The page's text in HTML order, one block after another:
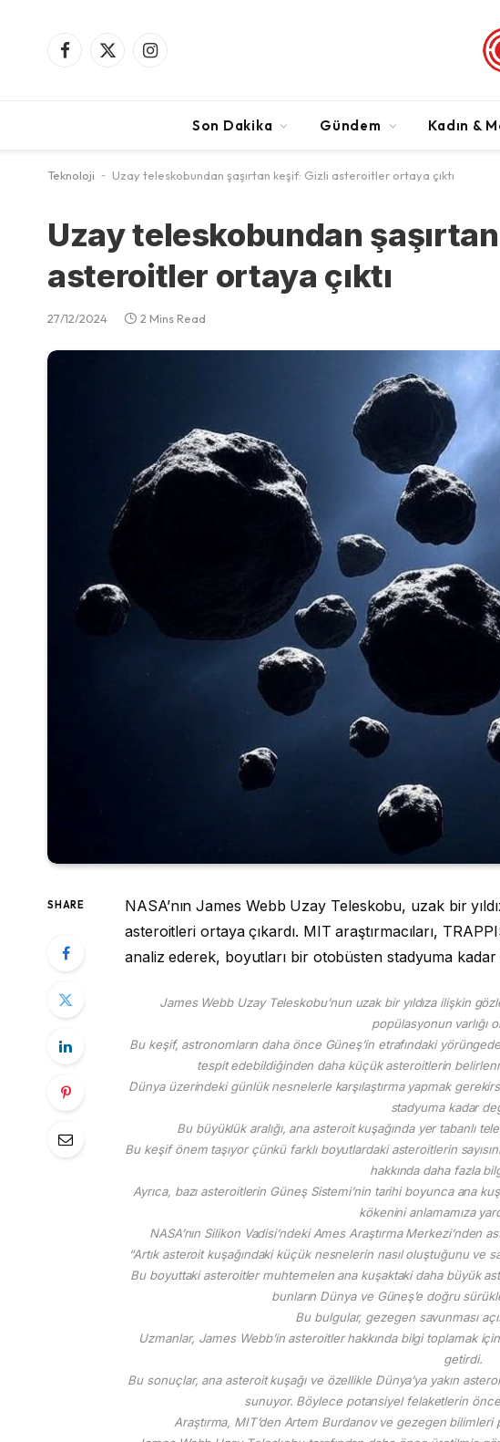
Facebook
X
Instagram
Son Dakika Gündem Kadın &
Teknoloji - Uzay teleskobundan şaşırtan keşif: Gizli asteroitler ortaya çıktı
Uzay teleskobundan
asteroitler ortaya çıktı
27/12/2024 2 Mins Read
SHARE
NASA’nın James Webb Uzay Teleskobu, uzak bir
asteroitleri ortaya çıkardı. MIT araştırmacıları,
analiz ederek, boyutları bir otobüsten stadyuma kadar
James Webb Uzay Teleskobu’nun uzak bir yıldıza ilişkin
popülasyonun varlığı
Bu keşif, astronomların daha önce Güneş’in etrafındaki
tespit edebildiğinden daha küçük asteroitlerin
Dünya üzerindeki günlük nesnelerle karşılaştırma yapmak
stadyuma kadar
Bu büyüklük aralığı, ana asteroit kuşağında yer tabanlı
Bu keşif önem taşıyor çünkü farklı boyutlardaki asteroitlerin
hakkında daha fazla
Ayrıca, bazı asteroitlerin Güneş Sistemi’nin tarihi boyunca ana
kökenini anlamamıza
NASA’nın Silikon Vadisi’ndeki Ames Araştırma
“Artık asteroit kuşağındaki küçük nesnelerin nasıl oluştuğunu ve
Bu boyuttaki asteroitler muhtemelen ana kuşaktaki daha büyük
bunların Dünya ve Güneş’e doğru
Bu bulgular, gezegen savunması
Uzmanlar, James Webb’in asteroitler hakkında bilgi toplamak
getirdi.
Bu sonuçlar, ana asteroit kuşağı ve özellikle Dünya’ya yakın
sunuyor. Böylece potansiyel felaketlerin
Araştırma, MIT’den Artem Burdanov ve gezegen